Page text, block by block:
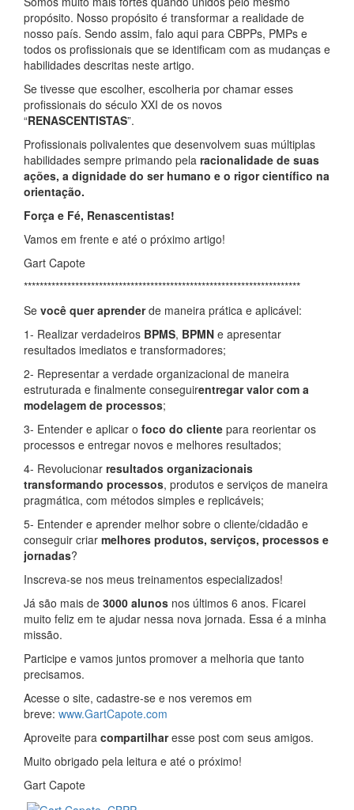
propósito. Nosso propósito é transformar a realidade de
nosso país. Sendo assim, falo aqui para CBPPs, PMPs e
todos os profissionais que se identificam com as mudanças e
habilidades descritas neste artigo.
Se tivesse que escolher, escolheria por chamar esses
profissionais do século XXI de os novos
“RENASCENTISTAS”.
Profissionais polivalentes que desenvolvem suas múltiplas
habilidades sempre primando pela racionalidade de suas
ações, a dignidade do ser humano e o rigor científico na
orientação.
Força e Fé, Renascentistas!
Vamos em frente e até o próximo artigo!
Gart Capote
**********************************************************************
Se você quer aprenderde maneira prática e aplicável:
1- Realizar verdadeiros BPMS, BPMN e apresentar
resultados imediatos e transformadores;
2- Representar a verdade organizacional de maneira
estruturada e finalmente conseguirentregar valor com a
modelagem de processos;
3- Entender e aplicar o foco do cliente para reorientar os
processos e entregar novos e melhores resultados;
4- Revolucionar resultados organizacionais
transformando processos, produtos e serviços de maneira
pragmática, com métodos simples e replicáveis;
5- Entender e aprender melhor sobre o cliente/cidadão e
conseguir criar melhores produtos, serviços, processos e
jornadas?
Inscreva-se nos meus treinamentos especializados!
Já são mais de 3000 alunos nos últimos 6 anos. Ficarei
muito feliz em te ajudar nessa nova jornada. Essa é a minha
missão.
Participe e vamos juntos promover a melhoria que tanto
precisamos.
Acesse o site, cadastre-se e nos veremos em
breve: www.GartCapote.com
Aproveite para compartilharesse post com seus amigos.
Muito obrigado pela leitura e até o próximo!
Gart Capote